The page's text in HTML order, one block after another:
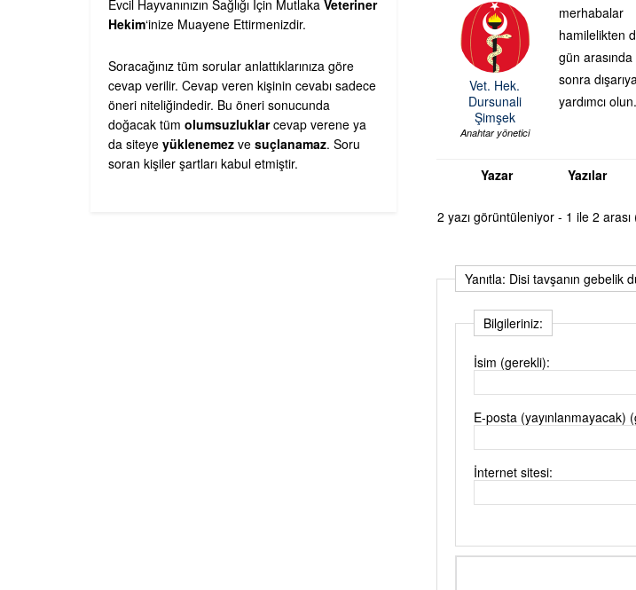
Vet. Hek.
Dursunali
Şimşek
Anahtar yönetici
merhabalar
hamilelikten
gün
sonra
yardımcı
Yazar Yazılar
2 yazı görüntüleniyor - 1 ile 2
Yanıtla: Disi tavşanın gebelik
Bilgileriniz:
İsim (gerekli):
E-posta (yayınlanmayacak)
İnternet sitesi:
Evcil Hayvanınızın Sağlığı İçin Mutlaka Veteriner
Hekim‘inize Muayene Ettirmenizdir.
Soracağınız tüm sorular anlattıklarınıza göre
cevap verilir. Cevap veren kişinin cevabı sadece
öneri niteliğindedir. Bu öneri sonucunda
doğacak tüm olumsuzluklarcevap verene ya
da siteye yüklenemez ve suçlanamaz. Soru
soran kişiler şartları kabul etmiştir.